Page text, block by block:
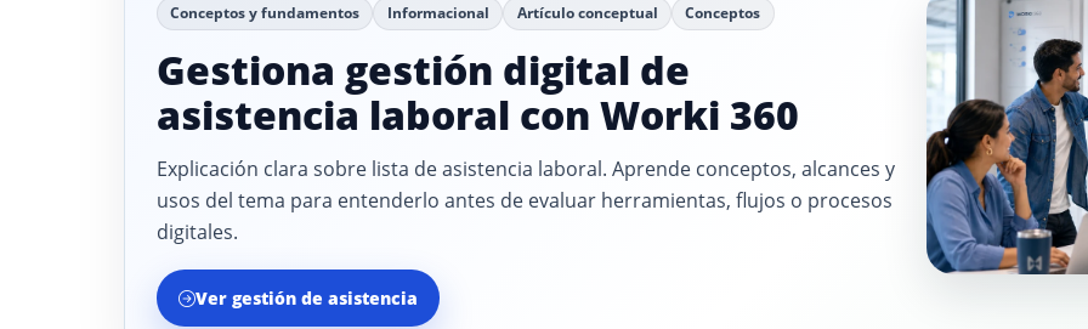
Conceptos y fundamentos Informacional Artículo conceptual Conceptos
Gestiona gestión digital de
asistencia laboral con Worki 360
Explicación clara sobre lista de asistencia laboral. Aprende conceptos, alcances y
usos del tema para entenderlo antes de evaluar herramientas, flujos o procesos
digitales.
Ver gestión de asistencia